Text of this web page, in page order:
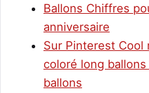
Ballons Chiffres
anniversaire
Sur Pinterest Cool
coloré long
ballons